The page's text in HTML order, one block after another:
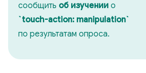
сообщить об изучении о
`touch-action: manipulation`
по результатам опроса.